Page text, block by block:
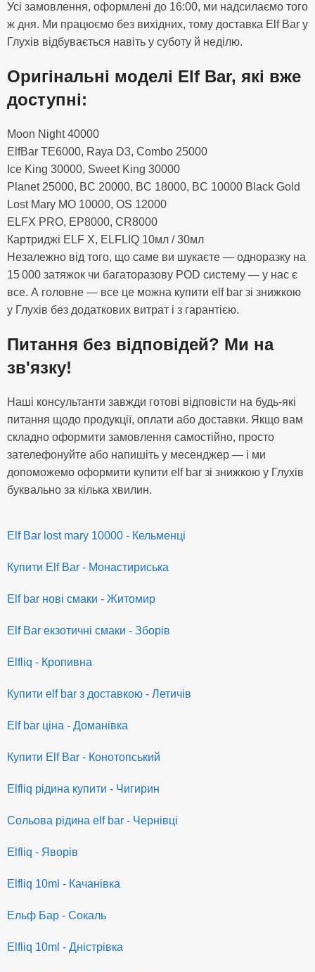
Усі замовлення, оформлені до 16:00, ми надсилаємо того
ж дня. Ми працюємо без вихідних, тому доставка Elf Bar у
Глухів відбувається навіть у суботу й неділю.
Оригінальні моделі Elf Bar, які вже
доступні:
Moon Night 40000
ElfBar TE6000, Raya D3, Combo 25000
Ice King 30000, Sweet King 30000
Planet 25000, BC 20000, BC 18000, BC 10000 Black Gold
Lost Mary MO 10000, OS 12000
ELFX PRO, EP8000, CR8000
Картриджі ELF X, ELFLIQ 10мл / 30мл
Незалежно від того, що саме ви шукаєте — одноразку на
15 000 затяжок чи багаторазову POD систему — у нас є
все. А головне — все це можна купити elf bar зі знижкою
у Глухів без додаткових витрат і з гарантією.
Питання без відповідей? Ми на
зв'язку!
Наші консультанти завжди готові відповісти на будь-які
питання щодо продукції, оплати або доставки. Якщо вам
складно оформити замовлення самостійно, просто
зателефонуйте або напишіть у месенджер — і ми
допоможемо оформити купити elf bar зі знижкою у Глухів
буквально за кілька хвилин.
Elf Bar lost mary 10000 - Кельменці
Купити Elf Bar - Монастириська
Elf bar нові смаки - Житомир
Elf Bar екзотичні смаки - Зборів
Elfliq - Кропивна
Купити elf bar з доставкою - Летичів
Elf bar ціна - Доманівка
Купити Elf Bar - Конотопський
Elfliq рідина купити - Чигирин
Сольова рідина elf bar - Чернівці
Elfliq - Яворів
Elfliq 10ml - Качанівка
Ельф Бар - Сокаль
Elfliq 10ml - Дністрівка